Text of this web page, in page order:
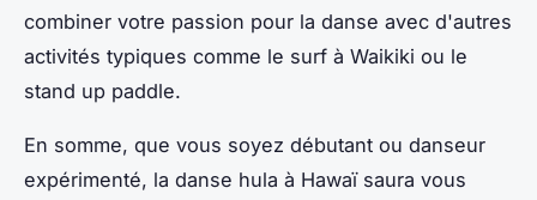
combiner votre passion pour la danse avec d'autres
activités typiques comme le surf à Waikiki ou le
stand up paddle.
En somme, que vous soyez débutant ou danseur
expérimenté, la danse hula à Hawaï saura vous